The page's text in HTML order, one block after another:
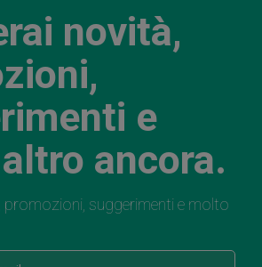
novità,
e
ancora.
promozioni, suggerimenti e molto